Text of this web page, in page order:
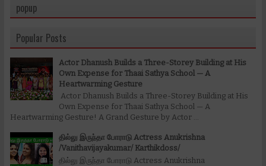
popup
Popular Posts
Actor Dhanush Builds a Three-Storey Building at His
Own Expense for Thaai Sathya School — A
Heartwarming Gesture
Actor Dhanush Builds a Three-Storey Building at His
Own Expense for Thaai Sathya School — A
Heartwarming Gesture! A Grand Gesture by Actor ...
தில்லு இருந்தா போராடு Actress Anukrishna
/Vanithavijayakumar/ Karthikdoss/
தில்லு இருந்தா போராடு Actress Anukrishna